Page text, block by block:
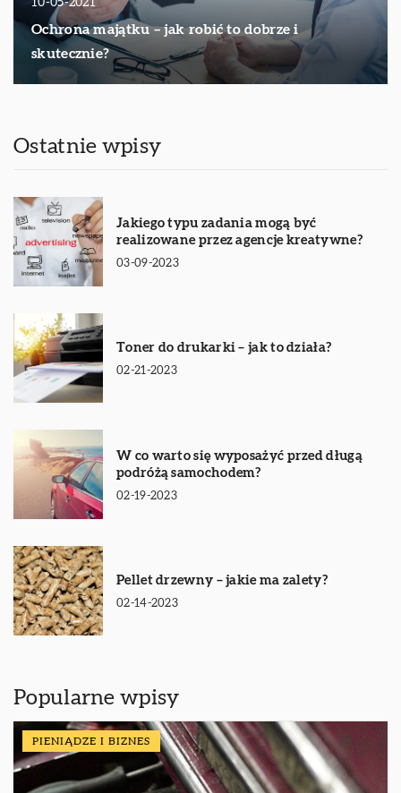
10-05-2021
Ochrona majątku – jak robić to dobrze i
skutecznie?
Ostatnie wpisy
Jakiego typu zadania mogą być
realizowane przez agencje kreatywne?
03-09-2023
Toner do drukarki – jak to działa?
02-21-2023
W co warto się wyposażyć przed długą
podróżą samochodem?
02-19-2023
Pellet drzewny – jakie ma zalety?
02-14-2023
Popularne wpisy
PIENIĄDZE I BIZNES